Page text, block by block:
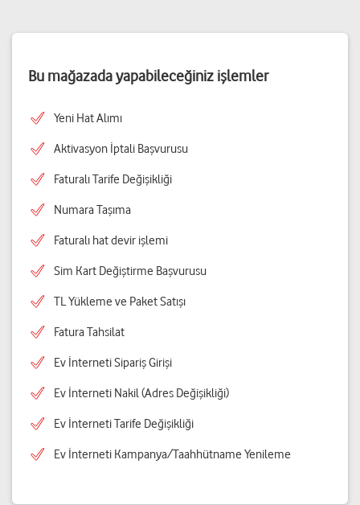
Bu mağazada yapabileceğiniz işlemler
Yeni Hat Alımı
Aktivasyon İptali Başvurusu
Faturalı Tarife Değişikliği
Numara Taşıma
Faturalı hat devir işlemi
Sim Kart Değiştirme Başvurusu
TL Yükleme ve Paket Satışı
Fatura Tahsilat
Ev İnterneti Sipariş Girişi
Ev İnterneti Nakil (Adres Değişikliği)
Ev İnterneti Tarife Değişikliği
Ev İnterneti Kampanya/Taahhütname Yenileme